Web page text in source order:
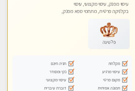
עיסוי מפנק, עיסוי מקצועי, עיסוי
בקלניקה פרטית, מתחמי ספא מפנק,
לנשים בלבד
פלטינה
מקלחת
חניה חינם
עיסוי מרגיע
נקי ומסודר
מקום פרטי
עיסוי מקצועי
תמונה אמיתית
דוברת עיברית